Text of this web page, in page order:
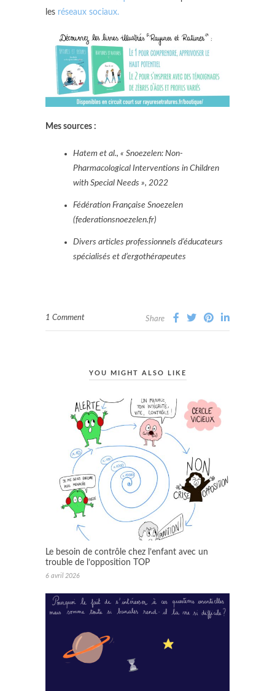
les réseaux sociaux.
Mes sources :
Hatem et al., « Snoezelen: Non-
Pharmacological Interventions in Children
with Special Needs », 2022
Fédération Française Snoezelen
(federationsnoezelen.fr)
Divers articles professionnels d’éducateurs
spécialisés et d’ergothérapeutes
1 Comment Share
YOU MIGHT ALSO LIKE
Le besoin de contrôle chez l’enfant avec un
trouble de l’opposition TOP
6 avril 2026